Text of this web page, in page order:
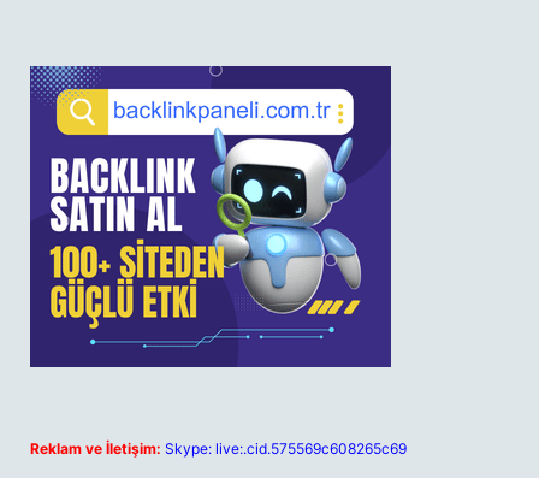
Reklam ve İletişim: Skype: live:.cid.575569c608265c69